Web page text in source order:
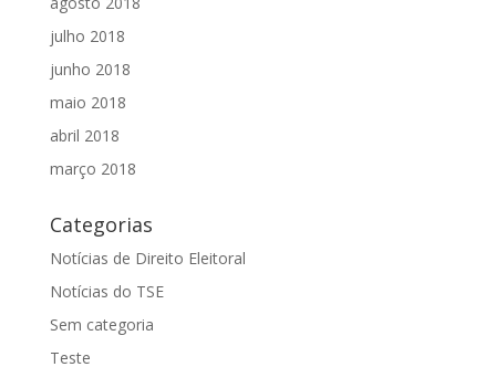
julho 2018
junho 2018
maio 2018
abril 2018
março 2018
Categorias
Notícias de Direito Eleitoral
Notícias do TSE
Sem categoria
Teste